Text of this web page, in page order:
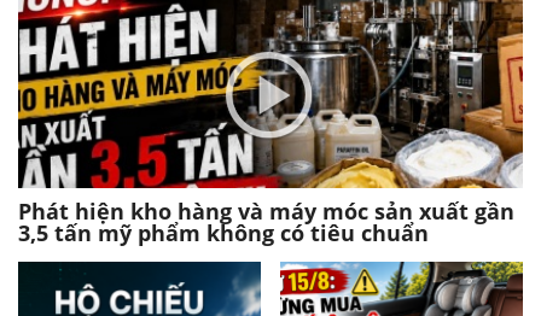
Phát hiện kho hàng và máy móc sản xuất gần
3,5 tấn mỹ phẩm không có tiêu chuẩn